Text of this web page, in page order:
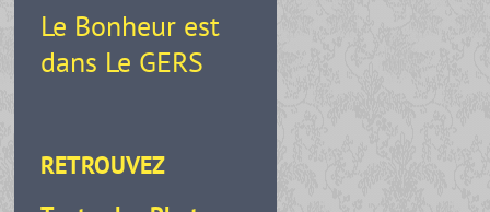
Le Bonheur est
dans Le GERS
RETROUVEZ